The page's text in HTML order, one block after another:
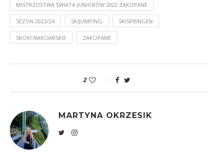
MISTRZOSTWA ŚWIATA JUNIORÓW 2022 ZAKOPANE
SEZON 2023/24 SKIJUMPING SKISPRINGEN
SKOKI NARCIARSKIE ZAKOPANE
2
MARTYNA OKRZESIK